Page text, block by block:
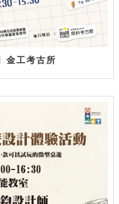
金工考古所